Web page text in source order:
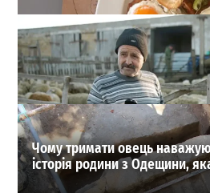
22 сорти пива, мідії та вид на
відпочинок у пабі на
01-08-2026 в 19:02
ВИБІР РЕДАКЦІЇ
Чому тримати овець
історія родини з Одещини,